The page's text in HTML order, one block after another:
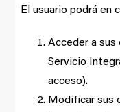
El usuario podrá en
Acceder a
Servicio
acceso).
Modificar sus